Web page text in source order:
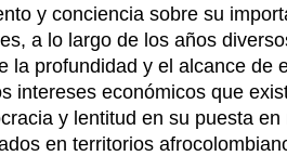
y conciencia sobre su
a lo largo de los años
la profundidad y el alcance de
intereses económicos que
y lentitud en su puesta en
en territorios